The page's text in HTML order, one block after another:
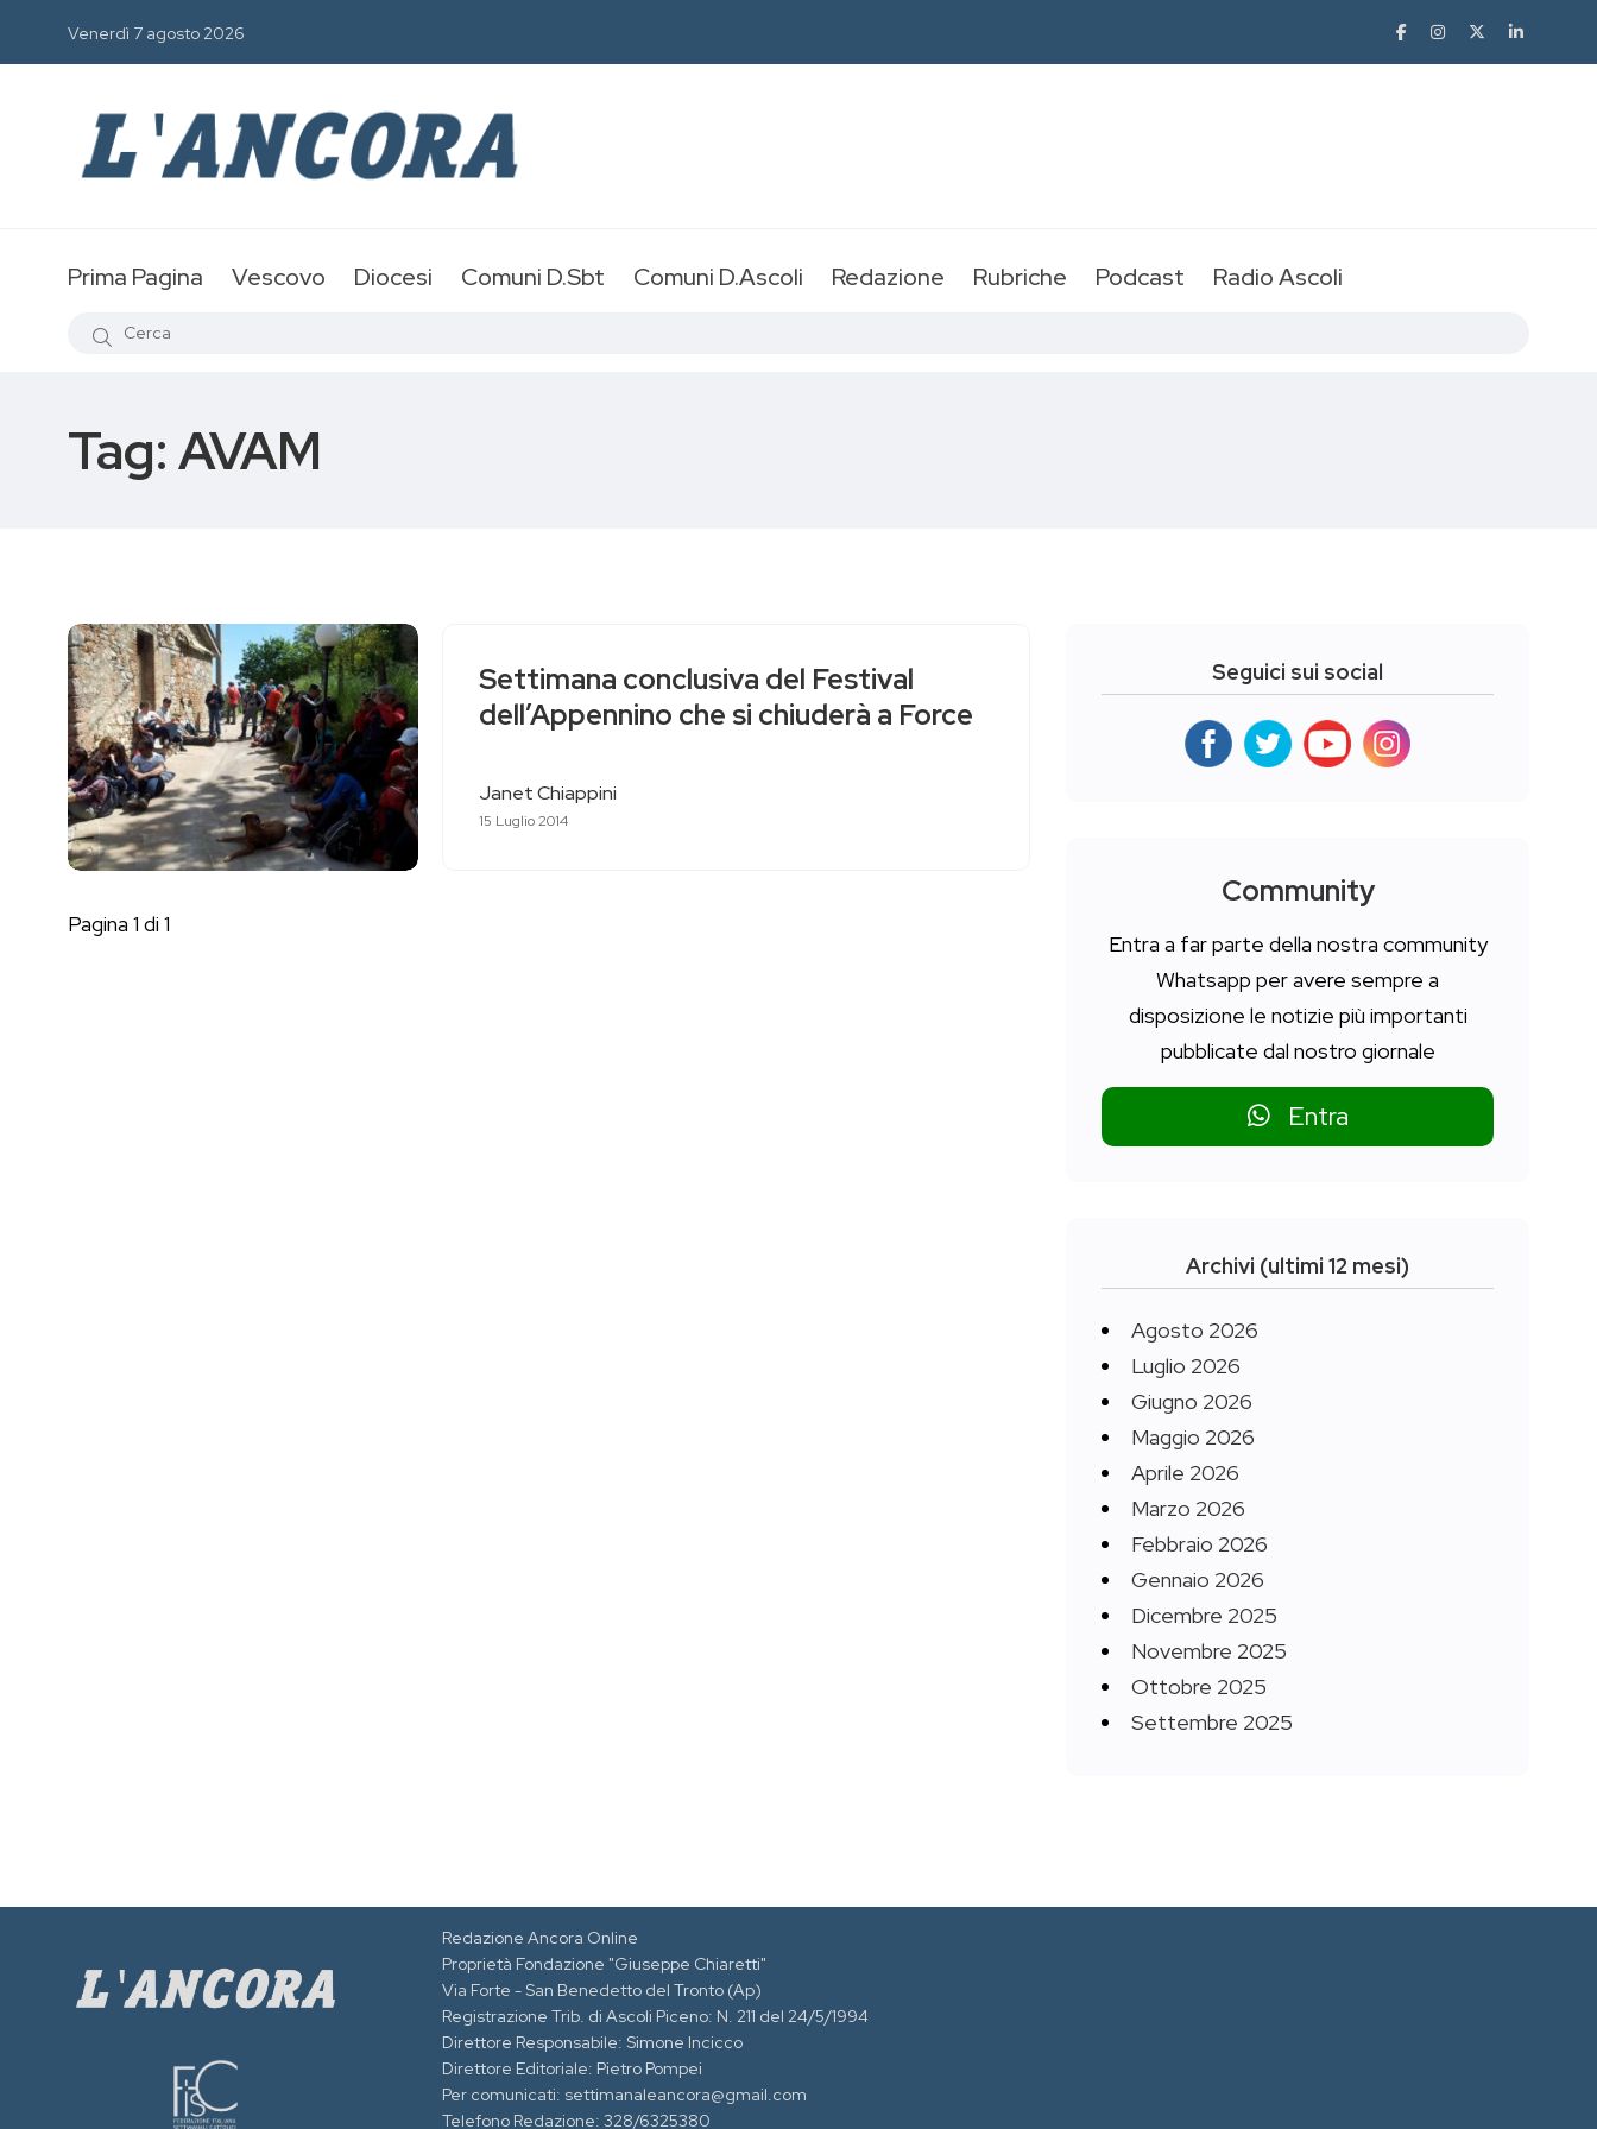
Venerdì 7 agosto 2026
Prima Pagina Vescovo Diocesi Comuni D.Sbt Comuni D.Ascoli Redazione Rubriche Podcast Radio Ascoli
Tag:AVAM
Settimana conclusiva del Festival
dell’Appennino che si chiuderà a Force
Janet Chiappini
15 Luglio 2014
Pagina 1 di 1
Seguici sui social
Community
Entra a far parte della nostra community
Whatsapp per avere sempre a
disposizione le notizie più importanti
pubblicate dal nostro giornale
Entra
Archivi (ultimi 12 mesi)
Agosto 2026
Luglio 2026
Giugno 2026
Maggio 2026
Aprile 2026
Marzo 2026
Febbraio 2026
Gennaio 2026
Dicembre 2025
Novembre 2025
Ottobre 2025
Settembre 2025
Redazione Ancora Online
Proprietà Fondazione "Giuseppe Chiaretti"
Via Forte - San Benedetto del Tronto (Ap)
Registrazione Trib. di Ascoli Piceno: N. 211 del 24/5/1994
Direttore Responsabile: Simone Incicco
Direttore Editoriale: Pietro Pompei
Per comunicati: settimanaleancora@gmail.com
Telefono Redazione: 328/6325380